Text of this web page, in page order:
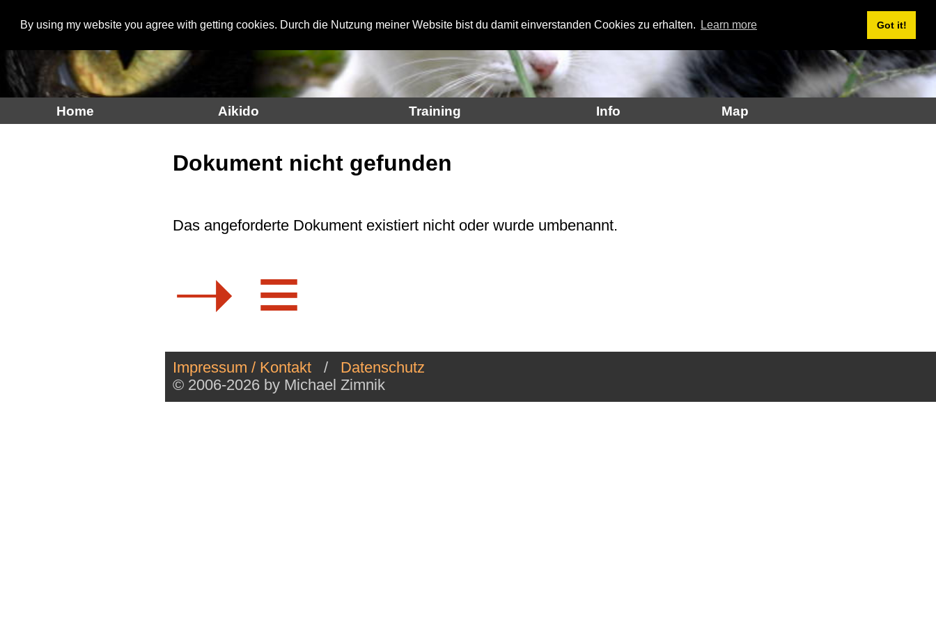
By using my website you agree with getting cookies. Durch die Nutzung meiner Website bist du damit einverstanden Cookies zu erhalten. Learn more Got it!
Aikidoinfo
Home Aikido Training Info Map
Dokument nicht gefunden
Das angeforderte Dokument existiert nicht oder wurde umbenannt.
➝ ≡
Impressum / Kontakt/ Datenschutz
© 2006-2026 by Michael Zimnik